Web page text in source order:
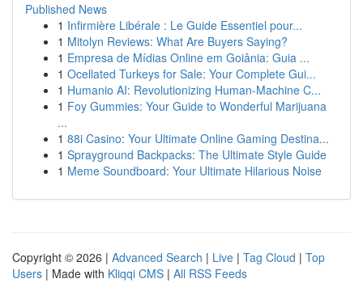
Published News
1 Infirmière Libérale : Le Guide Essentiel pour...
1 Mitolyn Reviews: What Are Buyers Saying?
1 Empresa de Mídias Online em Goiânia: Guia ...
1 Ocellated Turkeys for Sale: Your Complete Gui...
1 Humanio AI: Revolutionizing Human-Machine C...
1 Foy Gummies: Your Guide to Wonderful Marijuana
...
1 88i Casino: Your Ultimate Online Gaming Destina...
1 Sprayground Backpacks: The Ultimate Style Guide
1 Meme Soundboard: Your Ultimate Hilarious Noise
Copyright © 2026 | Advanced Search | Live | Tag Cloud | Top
Users | Made with Kliqqi CMS | All RSS Feeds